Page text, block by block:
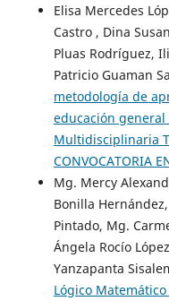
Elisa Mercedes
Castro , Dina
Pluas Rodríguez,
Patricio Guaman
metodología de
educación general
Multidisciplinaria
CONVOCATORIA
Mg. Mercy
Bonilla
Pintado, Mg.
Ángela Rocío
Yanzapanta
Lógico